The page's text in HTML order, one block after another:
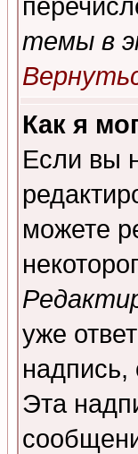
темы в
Как я
Если вы
можете
уже
надпись,
Эта